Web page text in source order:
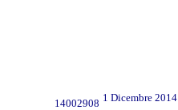
14002908 1 Dicembre 2014